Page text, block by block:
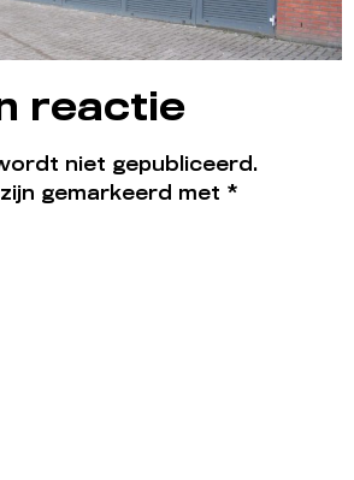
reactie
niet gepubliceerd.
gemarkeerd met *